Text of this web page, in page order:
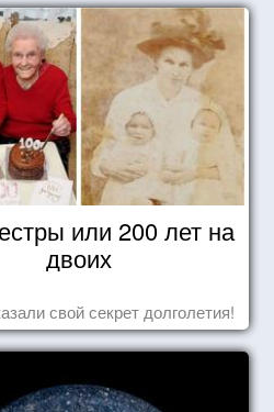
или 200 лет на
двоих
свой секрет долголетия!